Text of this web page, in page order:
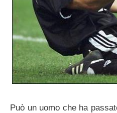
Può un uomo che ha